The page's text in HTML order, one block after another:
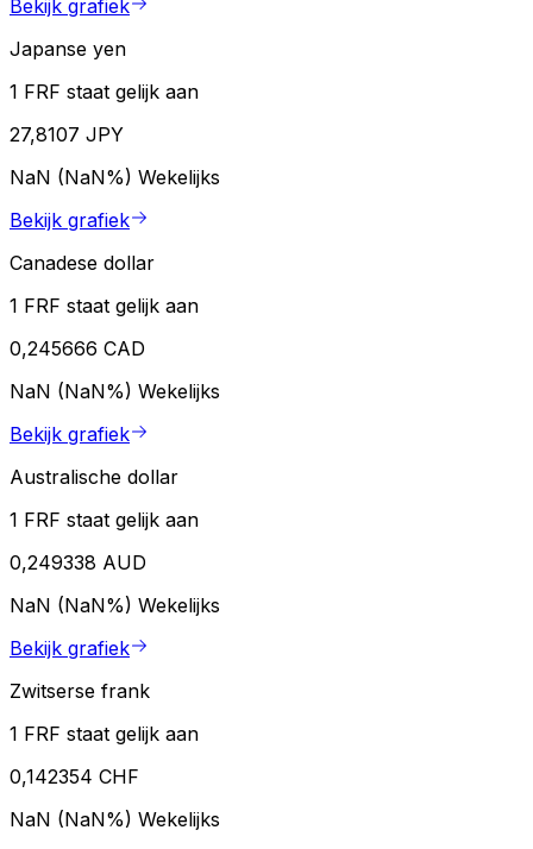
Bekijk grafiek
Japanse yen
1 FRF staat gelijk aan
27,8107 JPY
NaN (NaN%) Wekelijks
Bekijk grafiek
Canadese dollar
1 FRF staat gelijk aan
0,245666 CAD
NaN (NaN%) Wekelijks
Bekijk grafiek
Australische dollar
1 FRF staat gelijk aan
0,249338 AUD
NaN (NaN%) Wekelijks
Bekijk grafiek
Zwitserse frank
1 FRF staat gelijk aan
0,142354 CHF
NaN (NaN%) Wekelijks